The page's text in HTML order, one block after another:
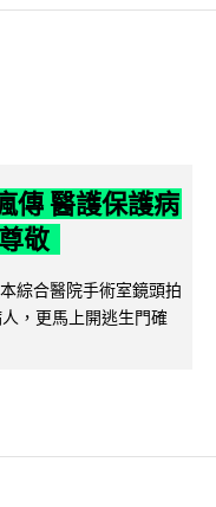
傳 醫護保護病
敬
綜合醫院手術室鏡頭拍
，更馬上開逃生門確